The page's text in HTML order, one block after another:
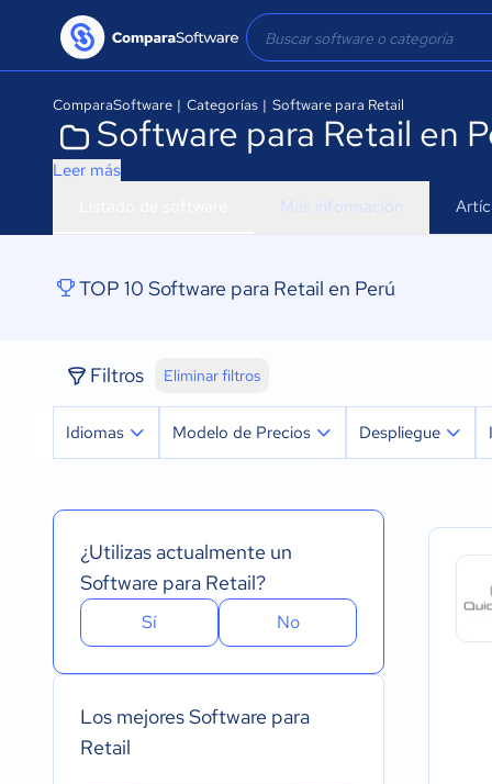
ComparaSoftware | Categorías | Software para Retail
Software para Retail en
Leer más
Más información
TOP 10 Software para Retail en Perú
Filtros Eliminar filtros
Idiomas Modelo de Precios
Pago anual
Pago de única vez
Despliegue
Instalado - Mac
Instalado - Linux
Dispositivo
¿Utilizas actualmente un
Software para Retail?
Sí No
Los mejores Software para
Retail